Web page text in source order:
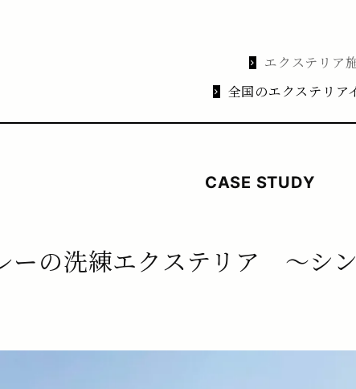
エクステリア
全国のエクステリア
CASE STUDY
ーの洗練エクステリア 〜シ